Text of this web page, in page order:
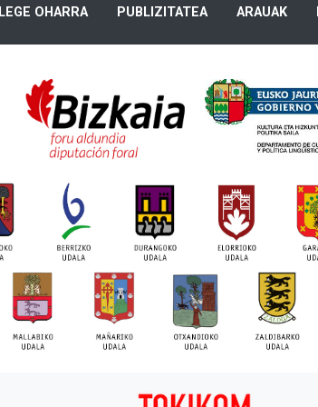
LEGE OHARRA PUBLIZITATEA ARAUAK